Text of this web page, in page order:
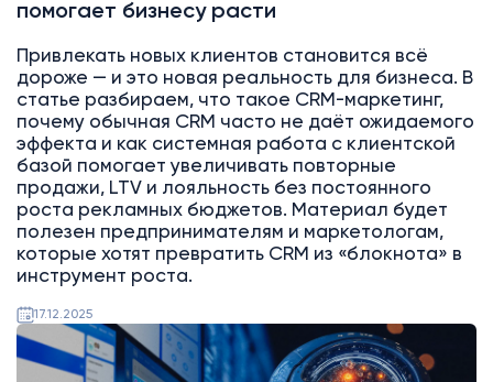
помогает бизнесу расти
Привлекать новых клиентов становится всё
дороже — и это новая реальность для бизнеса. В
статье разбираем, что такое CRM-маркетинг,
почему обычная CRM часто не даёт ожидаемого
эффекта и как системная работа с клиентской
базой помогает увеличивать повторные
продажи, LTV и лояльность без постоянного
роста рекламных бюджетов. Материал будет
полезен предпринимателям и маркетологам,
которые хотят превратить CRM из «блокнота» в
инструмент роста.
17.12.2025
AI
Битрикс24